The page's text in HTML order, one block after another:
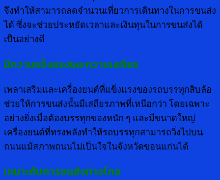
จึงทำให้สามารถลดจำนวนเที่ยวการเดินทางในการขนส่ง
ได้ ซึ่งจะช่วยประหยัดเวลาและเงินทุนในการขนส่งได้
เป็นอย่างดี
มีความแข็งแรงและความเสถียร
เพลาเสริมและเครื่องยนต์ที่แข็งแรงของรถบรรทุกสิบล้อ
ช่วยให้การขนส่งนั้นมีเสถียรภาพที่เหนือกว่า โดยเฉพาะ
อย่างยิ่งเมื่อต้องบรรทุกของหนัก ๆ และมีขนาดใหญ่
เครื่องยนต์ที่ทรงพลังทำให้รถบรรทุกสามารถวิ่งไปบน
ถนนแม้สภาพถนนไม่เป็นใจในจังหวัดขอนแก่นได้
เหมาะกับการขนส่งทางไกล